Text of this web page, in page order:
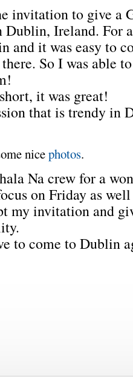
invitation to give a
Dublin, Ireland. For
and it was easy to
So I was able
it was great!
that is trendy in
nicephotos.
Na crew for a
on Friday as
my invitation and
to come to Dublin